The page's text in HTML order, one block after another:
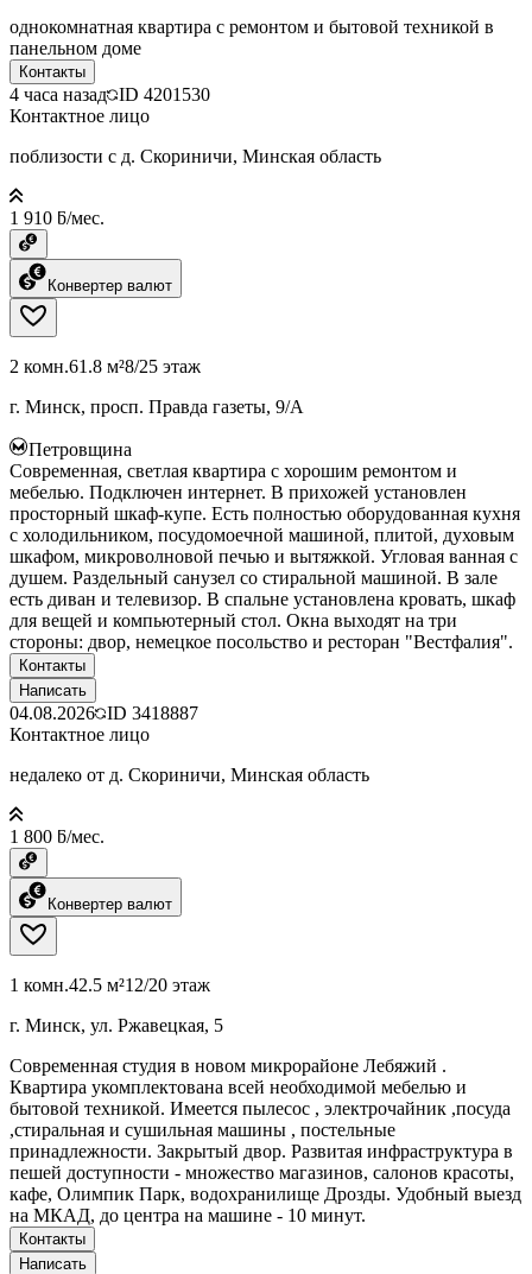
однокомнатная квартира с ремонтом и бытовой техникой в
панельном доме
Контакты
4 часа назад ID 4201530
Контактное лицо
поблизости с д. Скориничи, Минская область
1 910 ƃ/мес.
Конвертер валют
2 комн.61.8 м²8/25 этаж
г. Минск, просп. Правда газеты, 9/А
Петровщина
Современная, светлая квартира с хорошим ремонтом и
мебелью. Подключен интернет. В прихожей установлен
просторный шкаф-купе. Есть полностью оборудованная кухня
с холодильником, посудомоечной машиной, плитой, духовым
шкафом, микроволновой печью и вытяжкой. Угловая ванная с
душем. Раздельный санузел со стиральной машиной. В зале
есть диван и телевизор. В спальне установлена кровать, шкаф
для вещей и компьютерный стол. Окна выходят на три
стороны: двор, немецкое посольство и ресторан "Вестфалия".
Контакты
Написать
04.08.2026 ID 3418887
Контактное лицо
недалеко от д. Скориничи, Минская область
1 800 ƃ/мес.
Конвертер валют
1 комн.42.5 м²12/20 этаж
г. Минск, ул. Ржавецкая, 5
Современная студия в новом микрорайоне Лебяжий .
Квартира укомплектована всей необходимой мебелью и
бытовой техникой. Имеется пылесос , электрочайник ,посуда
,стиральная и сушильная машины , постельные
принадлежности. Закрытый двор. Развитая инфраструктура в
пешей доступности - множество магазинов, салонов красоты,
кафе, Олимпик Парк, водохранилище Дрозды. Удобный выезд
на МКАД, до центра на машине - 10 минут.
Контакты
Написать